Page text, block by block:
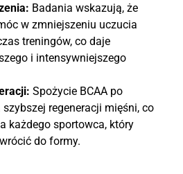
Badania wskazują, że
w zmniejszeniu uczucia
treningów, co daje
i intensywniejszego
Spożycie BCAA po
regeneracji mięśni, co
każdego sportowca, który
do formy.